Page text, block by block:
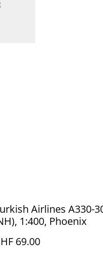
Airlines A330-
1:400, Phoenix
69.00